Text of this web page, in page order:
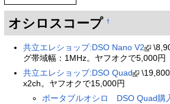
オシロスコープ †
共立エレショップ:DSO Nano V2
グ帯域幅：1MHz。ヤフオクで5,000円
共立エレショップ:DSO Quad
x2ch。ヤフオクで15,000円
ポータブルオシロ DSO Quad購